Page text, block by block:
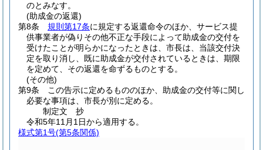
のとみなす。
(助成金の返還)
第8条
規則第17条に規定する返還命令のほか、サービス提
供事業者が偽りその他不正な手段によって助成金の交付を
受けたことが明らかになったときは、市長は、当該交付決
定を取り消し、既に助成金が交付されているときは、期限
を定めて、その返還を命ずるものとする。
(その他)
第9条
この告示に定めるもののほか、助成金の交付等に関し
必要な事項は、市長が別に定める。
制定文 抄
令和5年11月1日から適用する。
様式第1号(第5条関係)